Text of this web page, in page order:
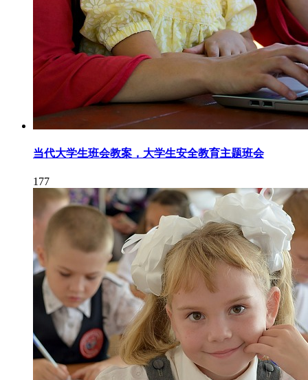
当代大学生班会教案，大学生安全教育主题班会
177